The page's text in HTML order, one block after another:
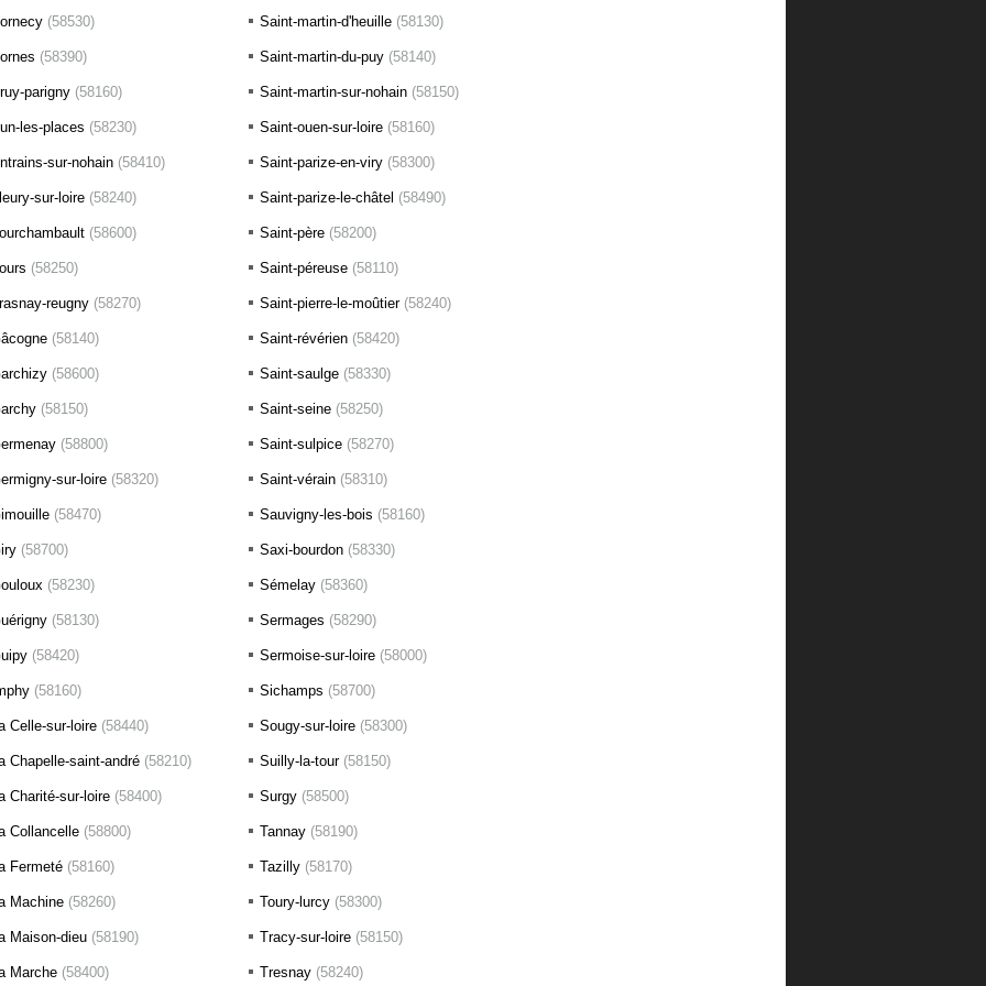
(58530)
(58390)
parigny (58160)
les-places (58230)
sur-nohain (58410)
sur-loire (58240)
(58600)
(58250)
reugny (58270)
(58140)
(58600)
(58150)
(58800)
sur-loire (58320)
(58470)
(58700)
(58230)
(58130)
(58420)
(58160)
Celle-sur-loire (58440)
Chapelle-saint-andré (58210)
Charité-sur-loire (58400)
Collancelle (58800)
Fermeté (58160)
Machine (58260)
Maison-dieu (58190)
Marche (58400)
Saint-martin-d'heuille (58130)
Saint-martin-du-puy (58140)
Saint-martin-sur-nohain (58150)
Saint-ouen-sur-loire (58160)
Saint-parize-en-viry (58300)
Saint-parize-le-châtel (58490)
Saint-père (58200)
Saint-péreuse (58110)
Saint-pierre-le-moûtier (58240)
Saint-révérien (58420)
Saint-saulge (58330)
Saint-seine (58250)
Saint-sulpice (58270)
Saint-vérain (58310)
Sauvigny-les-bois (58160)
Saxi-bourdon (58330)
Sémelay (58360)
Sermages (58290)
Sermoise-sur-loire (58000)
Sichamps (58700)
Sougy-sur-loire (58300)
Suilly-la-tour (58150)
Surgy (58500)
Tannay (58190)
Tazilly (58170)
Toury-lurcy (58300)
Tracy-sur-loire (58150)
Tresnay (58240)